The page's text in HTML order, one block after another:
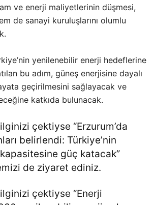
ve enerji maliyetlerinin düşmesi,
de sanayi kuruluşlarını olumlu
yenilenebilir enerji hedeflerine
bu adım, güneş enerjisine dayalı
geçirilmesini sağlayacak ve
katkıda bulunacak.
çektiyse “Erzurum’da
belirlendi: Türkiye’nin
güç katacak”
de ziyaret ediniz.
çektiyse “Enerji